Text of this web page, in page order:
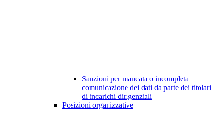
Sanzioni per mancata o incompleta
comunicazione dei dati da parte dei titolari
di incarichi dirigenziali
Posizioni organizzative